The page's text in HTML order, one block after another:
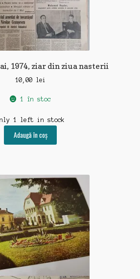
1974, ziar din ziua nasterii
10,00 lei
1 în stoc
1 left in stock
Adaugă în coș